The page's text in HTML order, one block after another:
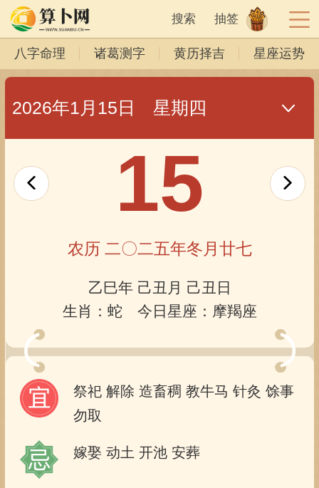
搜索 抽签
八字命理 诸葛测字 黄历择吉 星座运势
2026年1月15日 星期四
15
农历 二〇二五年冬月廿七
乙巳年 己丑月 己丑日
生肖：蛇 今日星座：摩羯座
祭祀 解除 造畜稠 教牛马 针灸 馀事
勿取
嫁娶 动土 开池 安葬